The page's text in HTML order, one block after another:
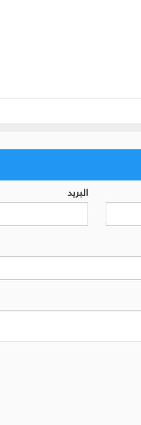
البريد